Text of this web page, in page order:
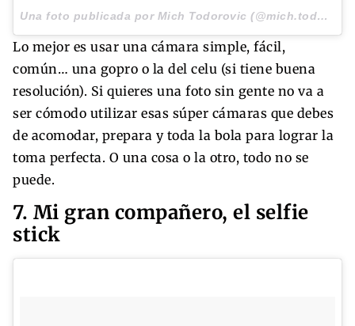
Una foto publicada por Mich Todorovic (@mich.todorovic) el
Lo mejor es usar una cámara simple, fácil,
común… una gopro o la del celu (si tiene buena
resolución). Si quieres una foto sin gente no va a
ser cómodo utilizar esas súper cámaras que debes
de acomodar, prepara y toda la bola para lograr la
toma perfecta. O una cosa o la otro, todo no se
puede.
7. Mi gran compañero, el selfie
stick